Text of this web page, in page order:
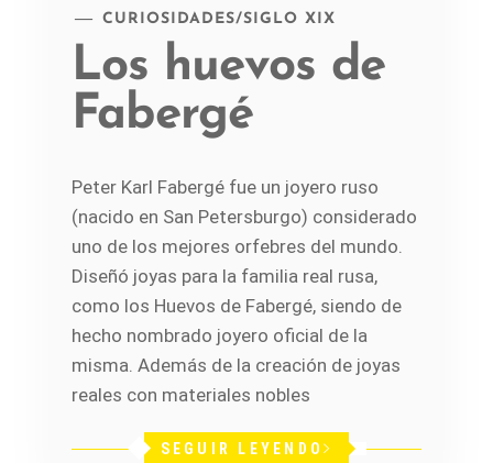
CURIOSIDADES/SIGLO XIX
Los huevos de
Fabergé
Peter Karl Fabergé fue un joyero ruso
(nacido en San Petersburgo) considerado
uno de los mejores orfebres del mundo.
Diseñó joyas para la familia real rusa,
como los Huevos de Fabergé, siendo de
hecho nombrado joyero oficial de la
misma. Además de la creación de joyas
reales con materiales nobles
SEGUIR LEYENDO